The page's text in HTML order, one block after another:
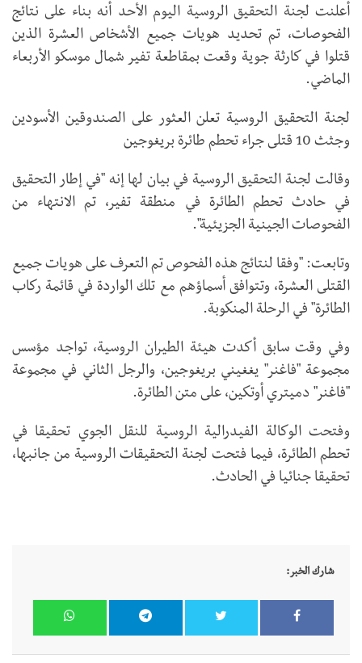
أعلنت لجنة التحقيق الروسية اليوم الأحد أنه بناء على نتائج
الفحوصات، تم تحديد هويات جميع الأشخاص العشرة الذين
قتلوا في كارثة جوية وقعت بمقاطعة تفير شمال موسكو الأربعاء
الماضي.
لجنة التحقيق الروسية تعلن العثور على الصندوقين الأسودين
وجثث 10 قتلى جراء تحطم طائرة بريغوجين
وقالت لجنة التحقيق الروسية في بيان لها إنه "في إطار التحقيق
في حادث تحطم الطائرة في منطقة تفير، تم الانتهاء من
الفحوصات الجينية الجزيئية".
وتابعت: "وفقا لنتائج هذه الفحوص تم التعرف على هويات جميع
القتلى العشرة، وتتوافق أسماؤهم مع تلك الواردة في قائمة ركاب
الطائرة" في الرحلة المنكوبة.
وفي وقت سابق أكدت هيئة الطيران الروسية، تواجد مؤسس
مجموعة "فاغنر" يغغيني بريغوجين، والرجل الثاني في مجموعة
"فاغنر" دميتري أوتكين، على متن الطائرة.
وفتحت الوكالة الفيدرالية الروسية للنقل الجوي تحقيقا في
تحطم الطائرة، فيما فتحت لجنة التحقيقات الروسية من جانبها،
تحقيقا جنائيا في الحادث.
شارك الخبر: